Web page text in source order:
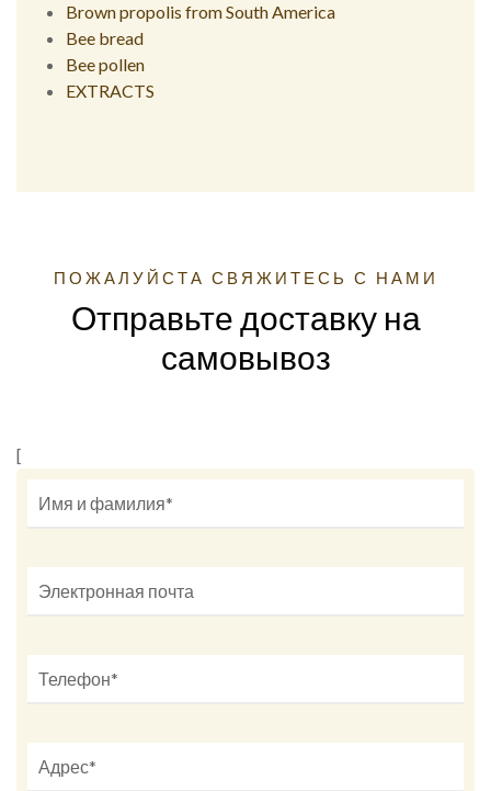
Brown propolis from South America
Bee bread
Bee pollen
EXTRACTS
ПОЖАЛУЙСТА СВЯЖИТЕСЬ С НАМИ
Отправьте доставку на
самовывоз
[